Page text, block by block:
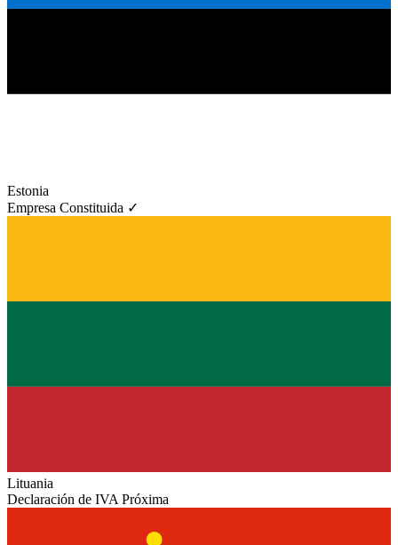
Estonia
Empresa Constituida ✓
Lituania
Declaración de IVA Próxima